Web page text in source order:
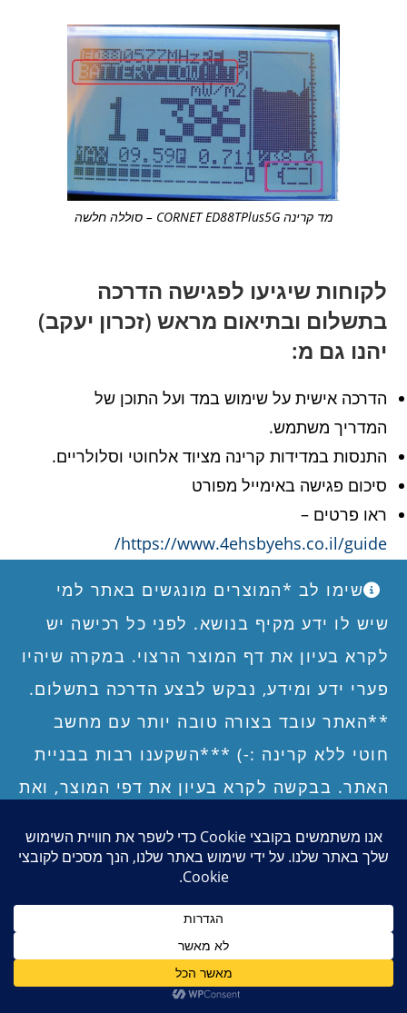
שימו לב *המוצרים מונגשים באתר למי
שיש לו ידע מקיף בנושא. לפני כל רכישה יש
לקרא בעיון את דף המוצר הרצוי. במקרה שיהיו
פערי ידע ומידע, נבקש לבצע הדרכה בתשלום.
**האתר עובד בצורה טובה יותר עם מחשב
חוטי ללא קרינה :-) ***השקענו רבות בבניית
האתר. בבקשה לקרא בעיון את דפי המוצר, ואת
השימוש במיגון האישי, תניאי השימוש בבדים
חוסמי קרינת רדיו, תנאי השימוש במיגון הביתי,
ומדיניות החזרה של פריטים, לפני ביצוע
הרכישה. טל"ח. תודה!
סגור
מד קרינה CORNET ED88TPlus5G – סוללה חלשה
לקוחות שיגיעו לפגישה הדרכה
בתשלום ובתיאום מראש (זכרון יעקב)
יהנו גם מ:
הדרכה אישית על שימוש במד ועל התוכן של
המדריך משתמש.
התנסות במדידות קרינה מציוד אלחוטי וסלולריים.
סיכום פגישה באימייל מפורט
ראו פרטים –
https://www.4ehsbyehs.co.il/guide/
להסברים מפורטים נוספים לגבי המד CORNET
ED88TPLUS5G2 לחצו כאן…
Manufacture's datasheet
Operation mode: Quad-mode of
– (RF mode): High frequency RF
– (Gauss mode): Low frequency Magnetic
– (Electric Field mode): Low frequency Electric